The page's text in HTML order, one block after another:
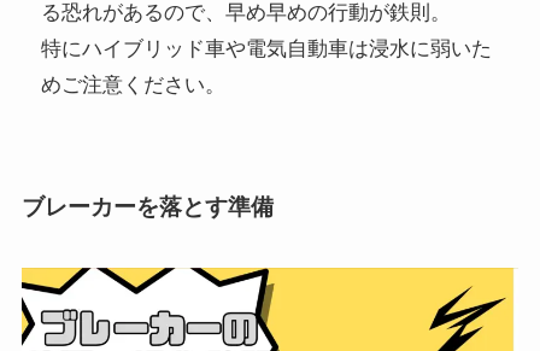
る恐れがあるので、早め早めの行動が鉄則。
特にハイブリッド車や電気自動車は浸水に弱いた
めご注意ください。
ブレーカーを落とす準備